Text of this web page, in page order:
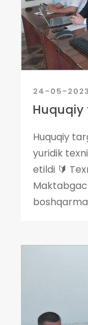
24-05-
Huquqiy
yuridik
etildi 🔰